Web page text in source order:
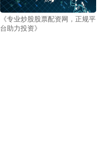
《专业炒股股票配资网，正规平
台助力投资》